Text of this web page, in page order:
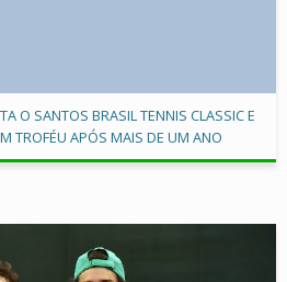
O SANTOS BRASIL TENNIS CLASSIC E
TROFÉU APÓS MAIS DE UM ANO